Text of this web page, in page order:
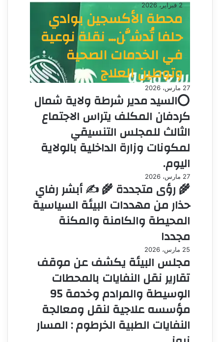
2 فبراير، 2026
محطة الأكسجين بوادي
حلفا تُدشَّن… نقلة نوعية
في الخدمات الصحية
وتوطين العلاج
27 مارس، 2026
⭕السيد مدير شرطة ولاية شمال
كردفان المكلف يتراس الاجتماع
الثالث للمجلس التنسيقي
لمكونات وزارة الداخلية بالولاية
اليوم.
27 مارس، 2026
🌾 رؤى متجددة 🌾 ✍️ أبشر رفاي
حذار من مهددات البيئة السياسية
المحيطة والكامنة والمكنة
مجددا
25 مارس، 2026
مجلس البيئة يكشف عن موقف
تقارير نقل النفايات بالمحطات
الوسيطة والمرادم وخدمة 95
مؤسسه علاجية لنقل ومعالجة
النفايات الطبية الخرطوم : المسار